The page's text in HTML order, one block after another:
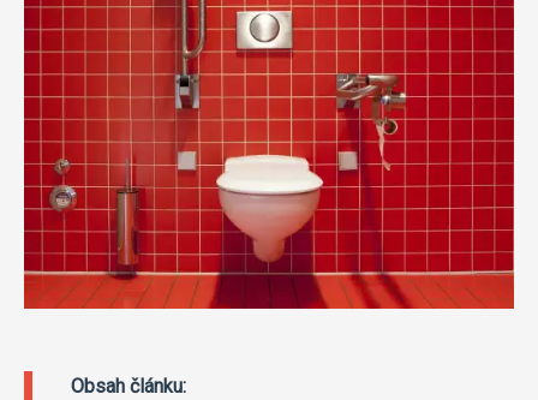
Obsah článku: